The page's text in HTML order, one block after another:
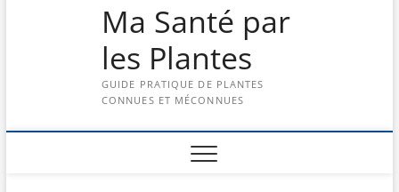
Ma Santé par
les Plantes
GUIDE PRATIQUE DE PLANTES
CONNUES ET MÉCONNUES